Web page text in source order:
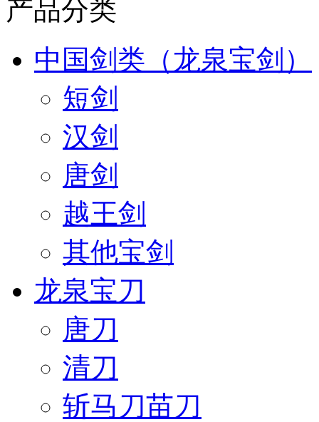
产品分类
中国剑类（龙泉宝剑）
短剑
汉剑
唐剑
越王剑
其他宝剑
龙泉宝刀
唐刀
清刀
斩马刀苗刀